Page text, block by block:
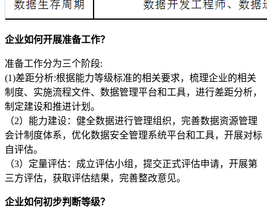
企业如何开展准备工作？
准备工作分为三个阶段:
(1)差距分析:根据能力等级标准的相关要求，梳理企业的相关
制度、实施流程文件、数据管理平台和工具，进行差距分析，
制定建设和推进计划。
（2）能力建设：健全数据进行管理组织，完善数据资源管理
会计制度体系，优化数据安全管理系统平台和工具，开展对标
自评估。
（3）定量评估：成立评估小组，提交正式评估申请，开展第
三方评估，获取评估结果，完善整改意见。
企业如何初步判断等级？